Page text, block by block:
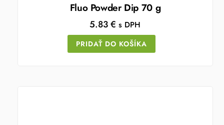
Fluo Powder Dip 70 g
5.83€ s DPH
PRIDAŤ DO KOŠÍKA